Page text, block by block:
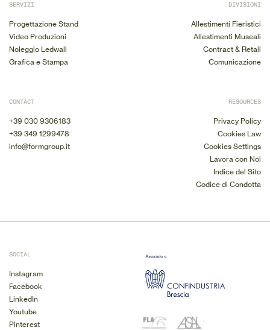
SOCIAL
Instagram
Facebook
LinkedIn
Youtube
Pinterest
DIVISIONI
Allestimenti Fieristici
Allestimenti Museali
Contract & Retail
Comunicazione
SERVIZI
Progettazione Stand
Video Produzioni
Noleggio Ledwall
Grafica e Stampa
CONTACT
+39 030 9306183
+39 349 1299478
info@formgroup.it
RESOURCES
Privacy Policy
Cookies Law
Cookies Settings
Lavora con Noi
Indice del Sito
Codice di Condotta